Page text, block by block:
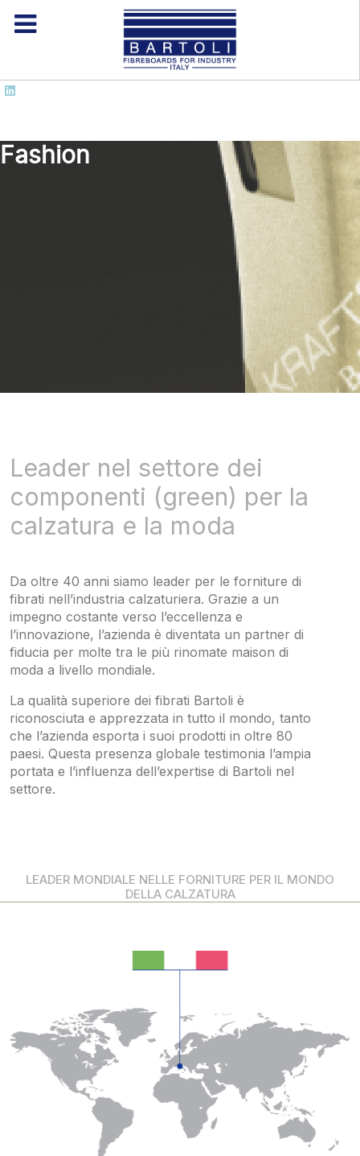
Fashion
Leader nel settore dei
componenti (green) per la
calzatura e la moda
Da oltre 40 anni siamo leader per le forniture di
fibrati nell’industria calzaturiera. Grazie a un
impegno costante verso l’eccellenza e
l’innovazione, l’azienda è diventata un partner di
fiducia per molte tra le più rinomate maison di
moda a livello mondiale.
La qualità superiore dei fibrati Bartoli è
riconosciuta e apprezzata in tutto il mondo, tanto
che l’azienda esporta i suoi prodotti in oltre 80
paesi. Questa presenza globale testimonia l’ampia
portata e l’influenza dell’expertise di Bartoli nel
settore.
LEADER MONDIALE NELLE FORNITURE PER IL MONDO
DELLA CALZATURA